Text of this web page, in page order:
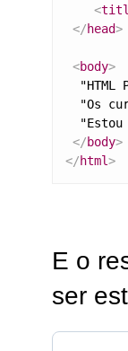
<
</head>
<body>
"HTML
"Os
"Estou
</body>
</html>
E o
ser